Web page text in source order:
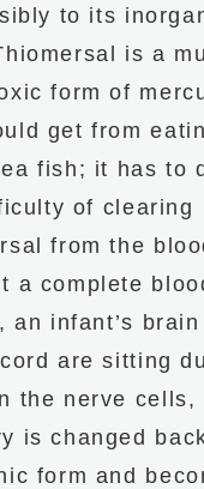
to its
is a
form of
get from
fish; it has to
of clearing
from the
a complete
an infant’s brain
are sitting
the nerve cells,
is changed
form and